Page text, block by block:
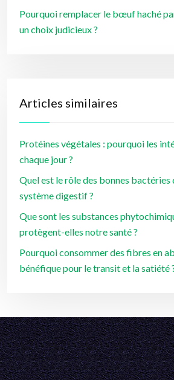
Pourquoi remplacer le bœuf haché
un choix judicieux ?
Articles similaires
Protéines végétales : pourquoi les
chaque jour ?
Quel est le rôle des bonnes bactéries
système digestif ?
Que sont les substances
protègent-elles notre santé ?
Pourquoi consommer des fibres en
bénéfique pour le transit et la satiété